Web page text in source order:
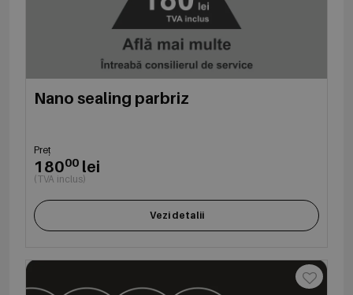
Nano sealing parbriz
Preț
18000 lei
(TVA inclus)
Vezi detalii